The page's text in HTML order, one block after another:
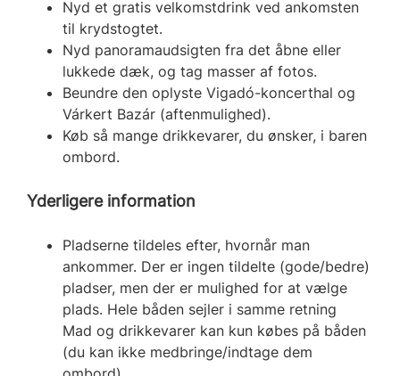
Nyd et gratis velkomstdrink ved ankomsten
til krydstogtet.
Nyd panoramaudsigten fra det åbne eller
lukkede dæk, og tag masser af fotos.
Beundre den oplyste Vigadó-koncerthal og
Várkert Bazár (aftenmulighed).
Køb så mange drikkevarer, du ønsker, i baren
ombord.
Yderligere information
Pladserne tildeles efter, hvornår man
ankommer. Der er ingen tildelte (gode/bedre)
pladser, men der er mulighed for at vælge
plads. Hele båden sejler i samme retning
Mad og drikkevarer kan kun købes på båden
(du kan ikke medbringe/indtage dem